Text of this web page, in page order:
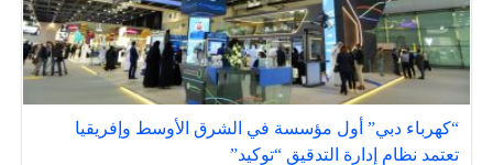
“كهرباء دبي” أول مؤسسة في الشرق الأوسط وإفريقيا
تعتمد نظام إدارة التدقيق “توكيد”